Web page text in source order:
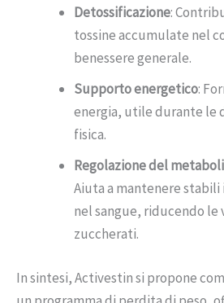
Detossificazione:
tossine accumulate nel
benessere generale.
Supporto energetico:
energia, utile durante le
fisica.
Regolazione del
Aiuta a mantenere
nel sangue, riducendo le
zuccherati.
In sintesi, Activestin si propone